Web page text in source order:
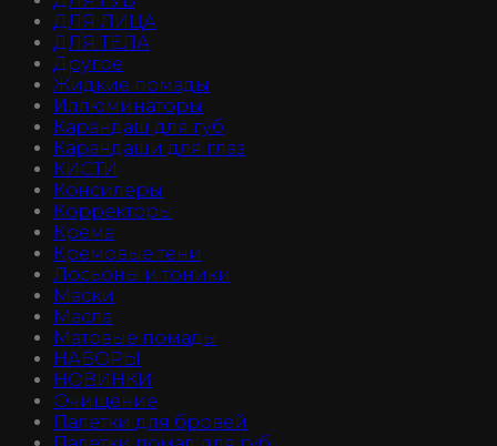
ДЛЯ ЛИЦА
ДЛЯ ТЕЛА
Другое
Жидкие помады
Иллюминаторы
Карандаш для губ
Карандаши для глаз
КИСТИ
Консилеры
Корректоры
Крема
Кремовые тени
Лосьоны и тоники
Маски
Масла
Матовые помады
НАБОРЫ
НОВИНКИ
Очищение
Палетки для бровей